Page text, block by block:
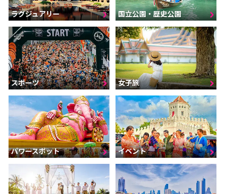
ラグジュアリー 国立公園・歴史公園
スポーツ 女子旅
パワースポット イベント